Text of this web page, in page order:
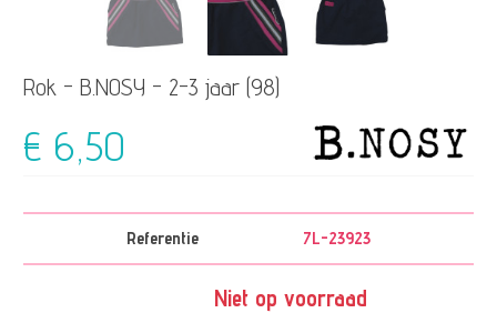
Rok - B.NOSY - 2-3 jaar (98)
€ 6,50
Referentie 7L-23923
Niet op voorraad